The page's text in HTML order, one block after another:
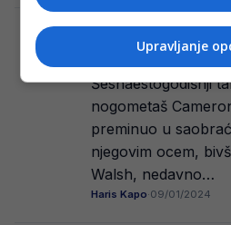
Strašna tragedija:
engleski
Šesnaestogodišnji
nogometaš
preminuo u
njegovim ocem,
Walsh, nedavno…
Haris Kapo·09/01/2024
Upravljanje